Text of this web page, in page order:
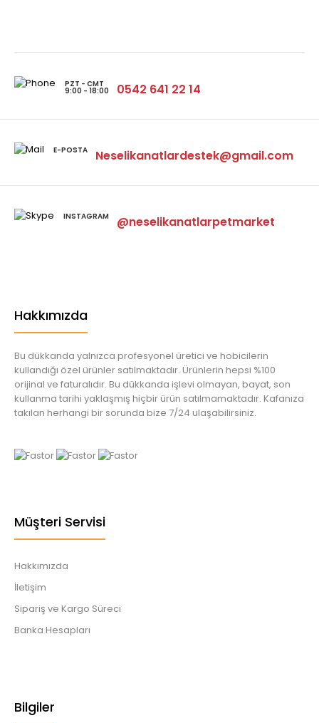
PZT - CMT
9:00 - 18:00 0542 641 22 14
E-POSTA Neselikanatlardestek@gmail.com
INSTAGRAM @neselikanatlarpetmarket
Hakkımızda
Bu dükkanda yalnızca profesyonel üretici ve hobicilerin
kullandığı özel ürünler satılmaktadır. Ürünlerin hepsi %100
orijinal ve faturalıdır. Bu dükkanda işlevi olmayan, bayat, son
kullanma tarihi yaklaşmış hiçbir ürün satılmamaktadır. Kafanıza
takılan herhangi bir sorunda bize 7/24 ulaşabilirsiniz.
Müşteri Servisi
Hakkımızda
İletişim
Sipariş ve Kargo Süreci
Banka Hesapları
Bilgiler